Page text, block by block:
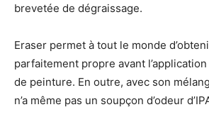
brevetée de dégraissage.
Eraser permet à tout le monde
parfaitement propre avant
de peinture. En outre, avec son
n’a même pas un soupçon d’odeur